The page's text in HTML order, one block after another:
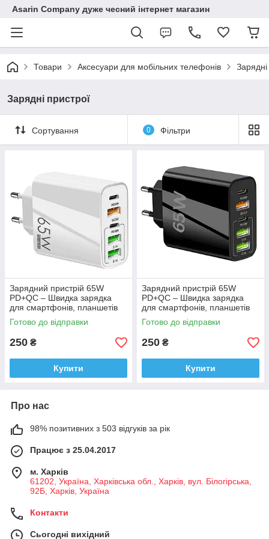
Asarin Company дуже чесний інтернет магазин
Товари Аксесуари для мобільних телефонів
Зарядні пристрої
Сортування 0 Фільтри
Зарядний пристрій 65W
PD+QC – Швидка зарядка
для смартфонів, планшетів
та ноутбуків білий
Готово до відправки
250 ₴
Купити
Зарядний пристрій 65W
PD+QC – Швидка зарядка
для смартфонів, планшетів
та ноутбуків чорний
Готово до відправки
250 ₴
Купити
Про нас
98% позитивних з 503 відгуків за рік
Працює з 25.04.2017
м. Харків
61202, Україна, Харківська обл., Харків, вул. Білогірська,
92Б, Харків, Україна
Контакти
Сьогодні вихідний